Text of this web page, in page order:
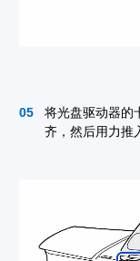
将光盘驱动器的
齐，然后用力推